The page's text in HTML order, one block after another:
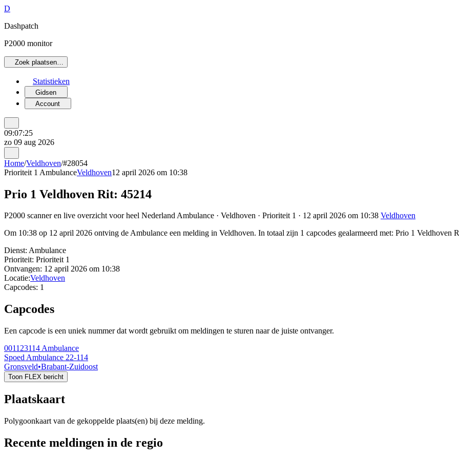
D
Dashpatch
P2000 monitor
Zoek plaatsen…
Statistieken
Gidsen
Account
09:07:25
zo 09 aug 2026
Home/Veldhoven/#28054
Prioriteit 1 AmbulanceVeldhoven12 april 2026 om 10:38
Prio 1 Veldhoven Rit: 45214
P2000 scanner en live overzicht voor heel Nederland Ambulance · Veldhoven · Prioriteit 1 · 12 april 2026 om 10:38 Veldhoven
Om 10:38 op 12 april 2026 ontving de Ambulance een melding in Veldhoven. In totaal zijn 1 capcodes gealarmeerd met: Prio 1 Veldhoven
Dienst: Ambulance
Prioriteit: Prioriteit 1
Ontvangen: 12 april 2026 om 10:38
Locatie:Veldhoven
Capcodes: 1
Capcodes
Een capcode is een uniek nummer dat wordt gebruikt om meldingen te sturen naar de juiste ontvanger.
001123114 Ambulance
Spoed Ambulance 22-114
Gronsveld•Brabant-Zuidoost
Toon FLEX bericht
Plaatskaart
Polygoonkaart van de gekoppelde plaats(en) bij deze melding.
Recente meldingen in de regio